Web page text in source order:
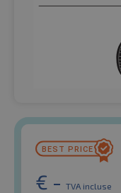
€ - TVA incluse